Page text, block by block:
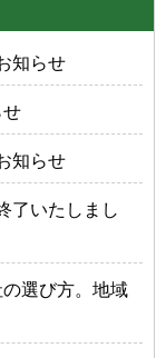
知らせ
知らせ
了いたしまし
選び方。地域